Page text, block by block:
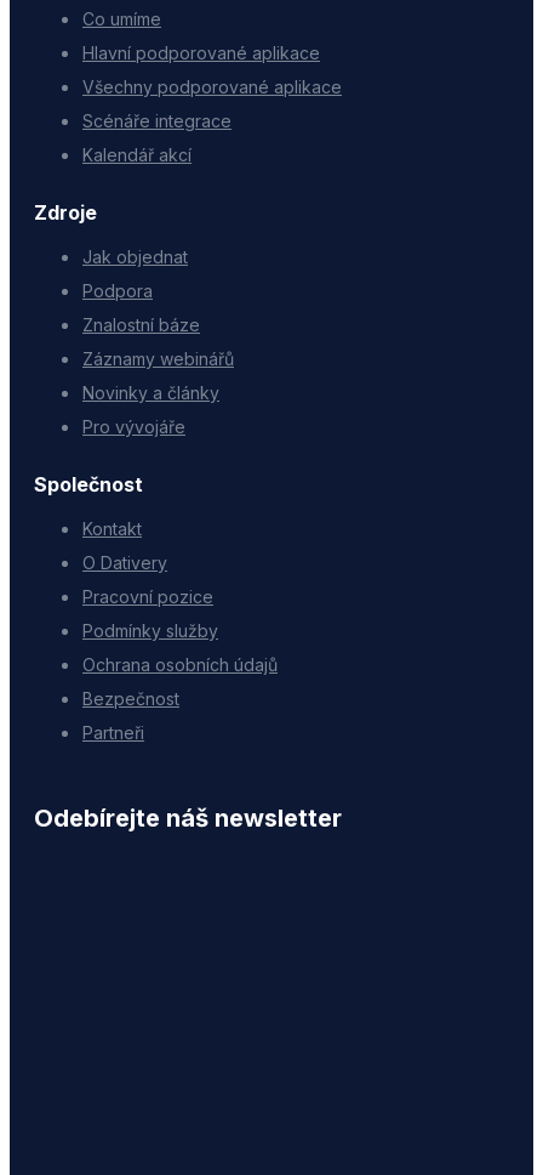
Co umíme
Hlavní podporované aplikace
Všechny podporované aplikace
Scénáře integrace
Kalendář akcí
Zdroje
Jak objednat
Podpora
Znalostní báze
Záznamy webinářů
Novinky a články
Pro vývojáře
Společnost
Kontakt
O Dativery
Pracovní pozice
Podmínky služby
Ochrana osobních údajů
Bezpečnost
Partneři
Odebírejte náš newsletter